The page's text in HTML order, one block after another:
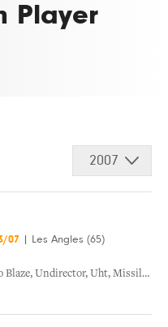
Player
2007
07 Les Angles (65)
Blaze, Undirector, Uht, Missill ,